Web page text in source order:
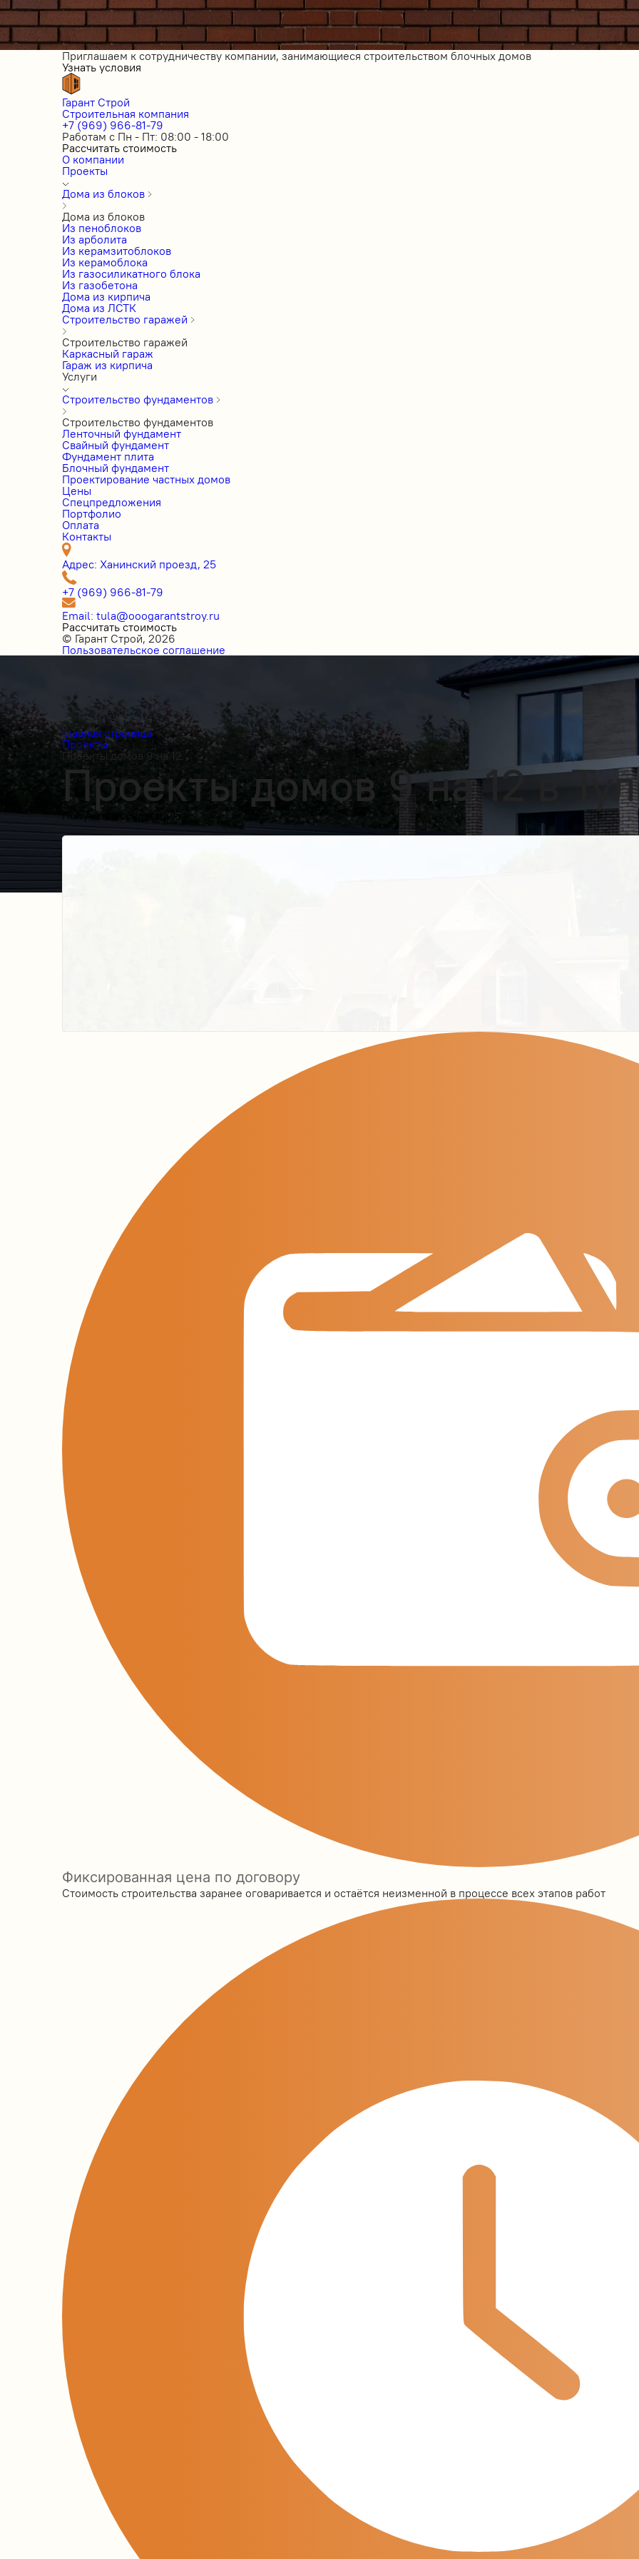
Приглашаем к сотрудничеству компании, занимающиеся строительством блочных домов
Узнать условия
Гарант Строй
Строительная компания
+7 (969) 966-81-79
Работам с Пн - Пт: 08:00 - 18:00
Рассчитать стоимость
О компании
Проекты
Дома из блоков
Дома из блоков
Из пеноблоков
Из арболита
Из керамзитоблоков
Из керамоблока
Из газосиликатного блока
Из газобетона
Дома из кирпича
Дома из ЛСТК
Строительство гаражей
Строительство гаражей
Каркасный гараж
Гараж из кирпича
Услуги
Строительство фундаментов
Строительство фундаментов
Ленточный фундамент
Свайный фундамент
Фундамент плита
Блочный фундамент
Проектирование частных домов
Цены
Cпецпредложения
Портфолио
Оплата
Контакты
Адрес: Ханинский проезд, 25
+7 (969) 966-81-79
Email: tula@ooogarantstroy.ru
Рассчитать стоимость
© Гарант Строй, 2026
Пользовательское соглашение
Главная страница
Проекты
Проекты домов 9 на 12
Проекты домов 9 на 12 в
Получить косультацию
Фиксированная цена по договору
Стоимость строительства заранее оговаривается и остаётся неизменной в процессе всех этапов работ